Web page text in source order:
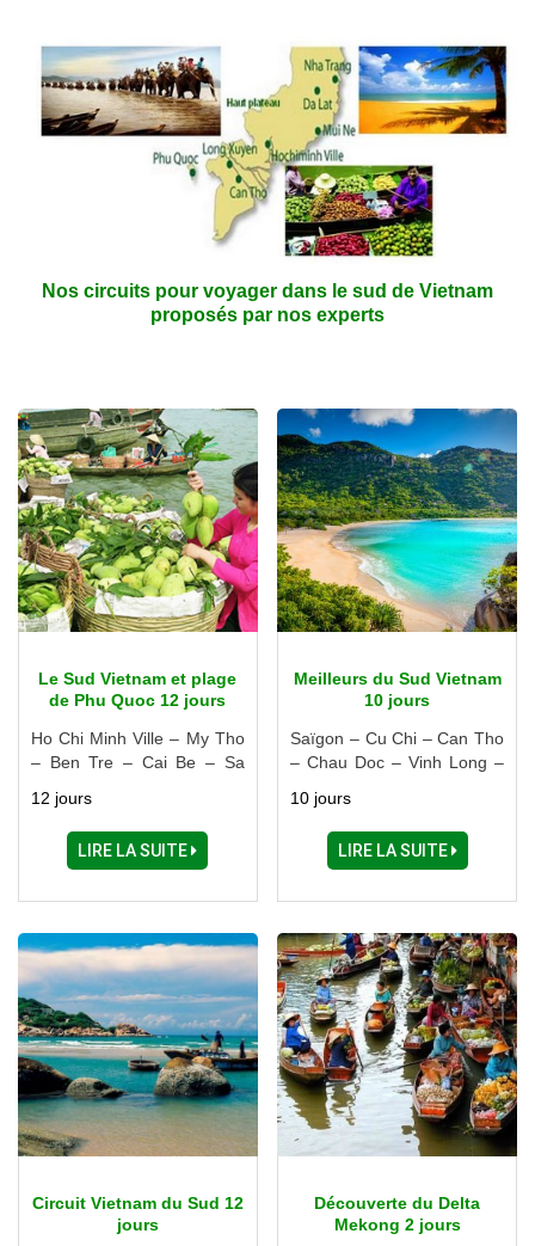
Nos circuits pour voyager dans le sud de Vietnam
proposés par nos experts
Le Sud Vietnam et plage
de Phu Quoc 12 jours
Ho Chi Minh Ville – My Tho
– Ben Tre – Cai Be – Sa
Xuyen – Can Tho – Rach
Gia – Phu Quoc
12 jours
LIRE LA SUITE
Meilleurs du Sud Vietnam
10 jours
Saïgon – Cu Chi – Can Tho
– Chau Doc – Vinh Long –
10 jours
LIRE LA SUITE
Circuit Vietnam du Sud 12
jours
Découverte du Delta
Mekong 2 jours